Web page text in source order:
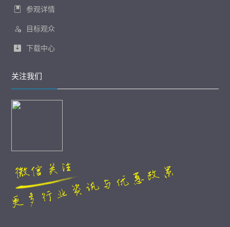
参观详情
目标观众
下载中心
关注我们